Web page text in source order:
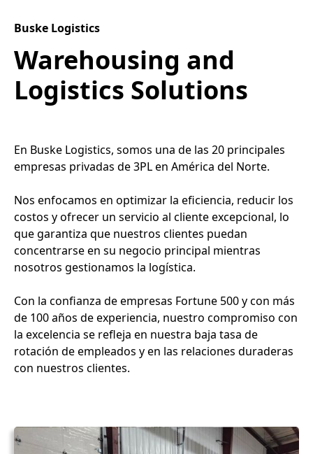
Buske Logistics
Warehousing and
Logistics Solutions
En Buske Logistics, somos una de las 20 principales
empresas privadas de 3PL en América del Norte.
Nos enfocamos en optimizar la eficiencia, reducir los
costos y ofrecer un servicio al cliente excepcional, lo
que garantiza que nuestros clientes puedan
concentrarse en su negocio principal mientras
nosotros gestionamos la logística.
Con la confianza de empresas Fortune 500 y con más
de 100 años de experiencia, nuestro compromiso con
la excelencia se refleja en nuestra baja tasa de
rotación de empleados y en las relaciones duraderas
con nuestros clientes.